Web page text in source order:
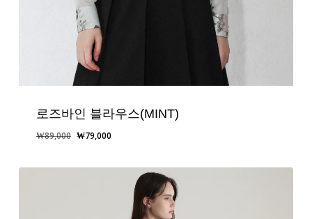
로즈바인 블라우스(MINT)
₩89,000 원
가
₩79,000현
가
₩79,000.